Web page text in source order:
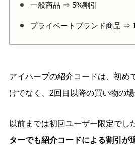
一般商品 ⇒ 5%割引
プライベートブランド商品 ⇒
アイハーブの紹介コードは、初め
けでなく、2回目以降の買い物の
以前までは初回ユーザー限定でし
ターでも紹介コードによる割引が